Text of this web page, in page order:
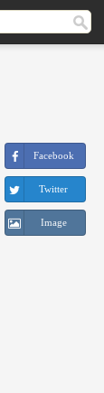
Facebook
Twitter
Image